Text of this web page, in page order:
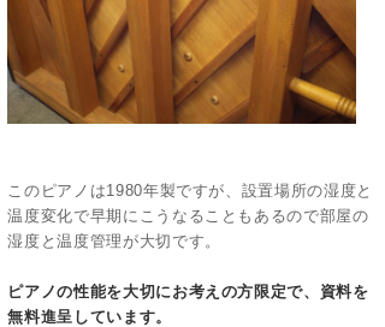
このピアノは1980年製ですが、設置場所の湿度と
温度変化で早期にこうなることもあるので部屋の
湿度と温度管理が大切です。
ピアノの性能を大切にお考えの方限定で、資料を
無料進呈しています。